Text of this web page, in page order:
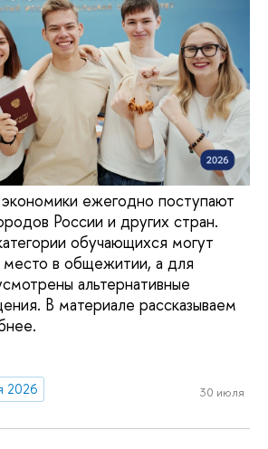
ежегодно поступают
России и других стран.
обучающихся могут
место в общежитии, а для
альтернативные
В материале рассказываем
2026
30 июля